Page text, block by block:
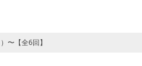
〜【全6回】